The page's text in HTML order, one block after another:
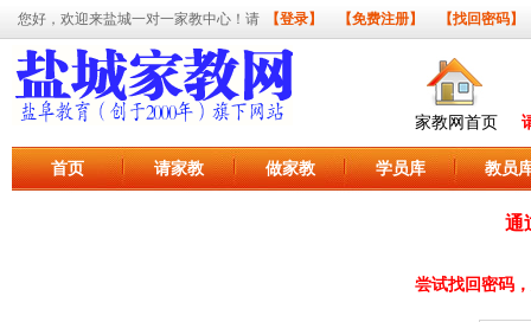
您好，欢迎来盐城一对一家教中心！请 【登录】 【免费注册】 【找回密码】
家教网首页
首页 请家教 做家教 学员库 教员
通
尝试找回密码